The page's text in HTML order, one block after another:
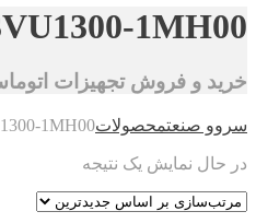
1MH00
خرید و فروش تجهیزات
سروو صنعتمحصولات1MH00
در حال نمایش یک نتیجه